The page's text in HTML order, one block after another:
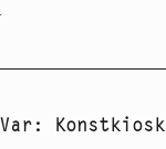
Var: Konstkiosk